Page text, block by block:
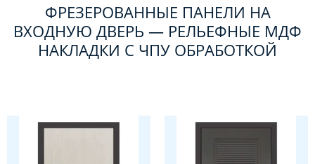
ФРЕЗЕРОВАННЫЕ ПАНЕЛИ НА
ВХОДНУЮ ДВЕРЬ — РЕЛЬЕФНЫЕ МДФ
НАКЛАДКИ С ЧПУ ОБРАБОТКОЙ